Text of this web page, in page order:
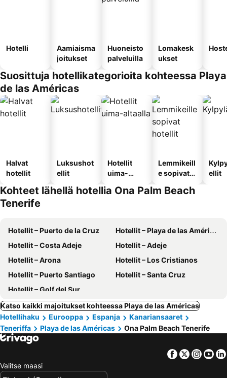
Hotelli
Aamiaisma
joitukset
Huoneisto
palveluilla
Lomakesk
ukset
Suosittuja hotellikategorioita kohteessa Playa
de las Américas
Halvat
hotellit
Luksushot
ellit
Hotellit
uima-
Lemmikeill
e sopivat
ellit
Kohteet lähellä hotellia Ona Palm Beach
Tenerife
Hotellit – Puerto de la Cruz
Hotellit – Playa de las Américas
Hotellit – Costa Adeje
Hotellit – Adeje
Hotellit – Arona
Hotellit – Los Cristianos
Hotellit – Puerto Santiago
Hotellit – Santa Cruz
Hotellit – Golf del Sur
Katso kaikki majoitukset kohteessa Playa de las Américas
Hotellihaku
Eurooppa Espanja
Kanariansaaret
Teneriffa
Playa de las Américas Ona Palm Beach Tenerife
Facebook
Twitter
Valitse maasi